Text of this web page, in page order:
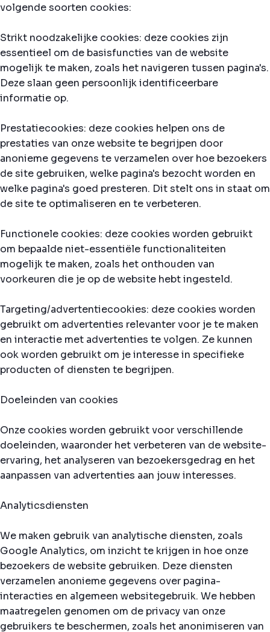
volgende soorten cookies:
Strikt noodzakelijke cookies: deze cookies zijn
essentieel om de basisfuncties van de website
mogelijk te maken, zoals het navigeren tussen pagina's.
Deze slaan geen persoonlijk identificeerbare
informatie op.
Prestatiecookies: deze cookies helpen ons de
prestaties van onze website te begrijpen door
anonieme gegevens te verzamelen over hoe bezoekers
de site gebruiken, welke pagina's bezocht worden en
welke pagina's goed presteren. Dit stelt ons in staat om
de site te optimaliseren en te verbeteren.
Functionele cookies: deze cookies worden gebruikt
om bepaalde niet-essentiële functionaliteiten
mogelijk te maken, zoals het onthouden van
voorkeuren die je op de website hebt ingesteld.
Targeting/advertentiecookies: deze cookies worden
gebruikt om advertenties relevanter voor je te maken
en interactie met advertenties te volgen. Ze kunnen
ook worden gebruikt om je interesse in specifieke
producten of diensten te begrijpen.
Doeleinden van cookies
Onze cookies worden gebruikt voor verschillende
doeleinden, waaronder het verbeteren van de website-
ervaring, het analyseren van bezoekersgedrag en het
aanpassen van advertenties aan jouw interesses.
Analyticsdiensten
We maken gebruik van analytische diensten, zoals
Google Analytics, om inzicht te krijgen in hoe onze
bezoekers de website gebruiken. Deze diensten
verzamelen anonieme gegevens over pagina-
interacties en algemeen websitegebruik. We hebben
maatregelen genomen om de privacy van onze
gebruikers te beschermen, zoals het anonimiseren van